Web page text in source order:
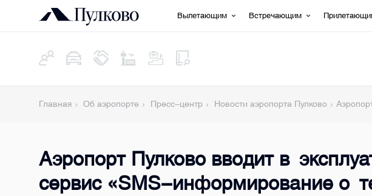
Вылетающим Встречающим
Главная Об аэропорте Пресс-центр Новости аэропорта Пулково
Аэропорт Пулково вводит в
сервис «SMS-информирование о